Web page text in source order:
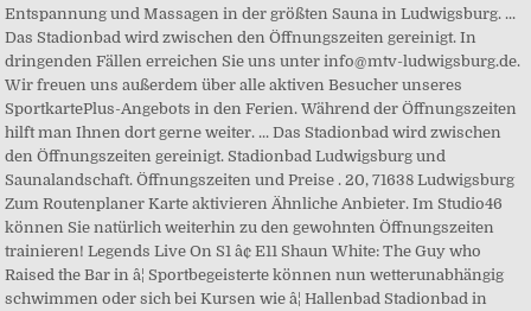
Entspannung und Massagen in der größten Sauna in Ludwigsburg. ...
Das Stadionbad wird zwischen den Öffnungszeiten gereinigt. In
dringenden Fällen erreichen Sie uns unter info@mtv-ludwigsburg.de.
Wir freuen uns außerdem über alle aktiven Besucher unseres
SportkartePlus-Angebots in den Ferien. Während der Öffnungszeiten
hilft man Ihnen dort gerne weiter. ... Das Stadionbad wird zwischen
den Öffnungszeiten gereinigt. Stadionbad Ludwigsburg und
Saunalandschaft. Öffnungszeiten und Preise . 20, 71638 Ludwigsburg
Zum Routenplaner Karte aktivieren Ähnliche Anbieter. Im Studio46
können Sie natürlich weiterhin zu den gewohnten Öffnungszeiten
trainieren! Legends Live On S1 â¢ E11 Shaun White: The Guy who
Raised the Bar in â¦ Sportbegeisterte können nun wetterunabhängig
schwimmen oder sich bei Kursen wie â¦ Hallenbad Stadionbad in